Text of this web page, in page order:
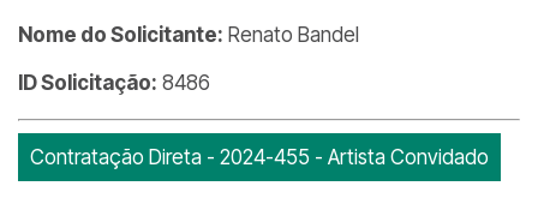
Nome do Solicitante: Renato Bandel
ID Solicitação: 8486
Contratação Direta - 2024-455 - Artista Convidado